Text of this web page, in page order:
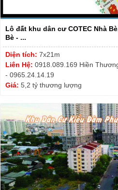
Lô đất khu dân cư COTEC Nhà
Bè - ...
Diện tích: 7x21m
Liên Hệ: 0918.089.169 Hiền
- 0965.24.14.19
Giá: 5,2 tỷ thương lượng